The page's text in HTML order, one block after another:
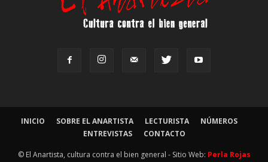
INICIO SOBRE EL ANARTISTA LECTURISTA
NÚMEROS
ENTREVISTAS
CONTACTO
© El Anartista, cultura contra el bien general - Sitio Web: Perla Rojas